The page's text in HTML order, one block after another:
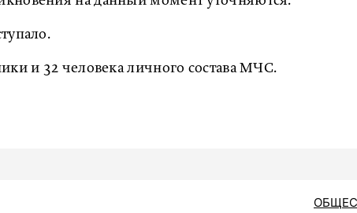
и 32 человека личного состава МЧС.